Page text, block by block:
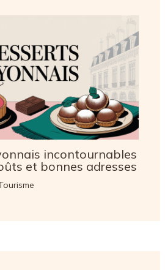
incontournables
et bonnes adresses